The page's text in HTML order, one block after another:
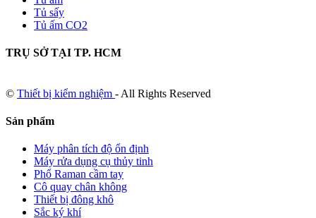
Tủ sấy
Tủ ấm CO2
TRỤ SỞ TẠI TP. HCM
© Thiết bị kiểm nghiệm - All Rights Reserved
Sản phẩm
Máy phân tích độ ổn định
Máy rửa dụng cụ thủy tinh
Phổ Raman cầm tay
Cô quay chân không
Thiết bị đông khô
Sắc ký khí